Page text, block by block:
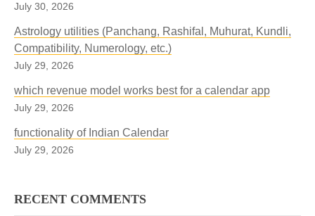
July 30, 2026
Astrology utilities (Panchang, Rashifal, Muhurat, Kundli,
Compatibility, Numerology, etc.)
July 29, 2026
which revenue model works best for a calendar app
July 29, 2026
functionality of Indian Calendar
July 29, 2026
RECENT COMMENTS